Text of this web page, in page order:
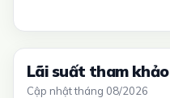
Lãi suất tham khảo
Cập nhật tháng 08/2026